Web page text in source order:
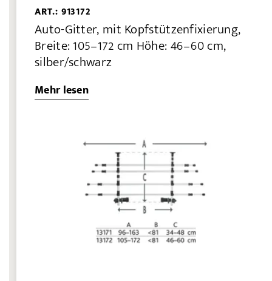
ART.: 913172
Auto-Gitter, mit Kopfstützenfixierung,
Breite: 105–172 cm Höhe: 46–60 cm,
silber/schwarz
Mehr lesen